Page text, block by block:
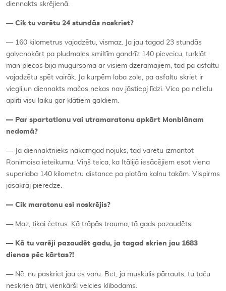
diennakts skrējienā.
— Cik tu varētu 24 stundās noskriet?
— 160 kilometrus vajadzētu, vismaz. Ja jau tagad 23 stundās
galvenokārt pa pludmales smiltīm gandrīz 140 pieveicu, turklāt
man plecos bija mugursoma ar visiem dzeramajiem, tad pa asfaltu
vajadzētu spēt vairāk. Ja kurpēm laba zole, pa asfaltu skriet ir
viegli,un diennakts mačos nekas nav jāstiepj līdzi. Vico pa nelielu
aplīti visu laiku gar klātiem galdiem.
— Par spartatlonu vai utramaratonu apkārt Monbl ānam
nedomā?
— Ja diennaktnieks nākamgad nojuks, tad varētu izmantot
Ronimoisa ieteikumu. Viņš teica, ka Itālijā iesācējiem esot viena
superlaba 140 kilometru distance pa platām kalnu takām. Vispirms
jāsakrāj pieredze.
— Cik maratonu esi noskrējis?
— Maz, tikai četrus. Kā trāpās trauma, tā gads pazaudēts.
— Kā tu varēji pazaudēt gadu, ja tagad skrien jau 1683
dienas pēc kārtas?!
— Nē, nu paskriet jau es varu. Bet, ja muskulis pārrauts, tu taču
neskrien ātri, vienkārši velcies klibodams.